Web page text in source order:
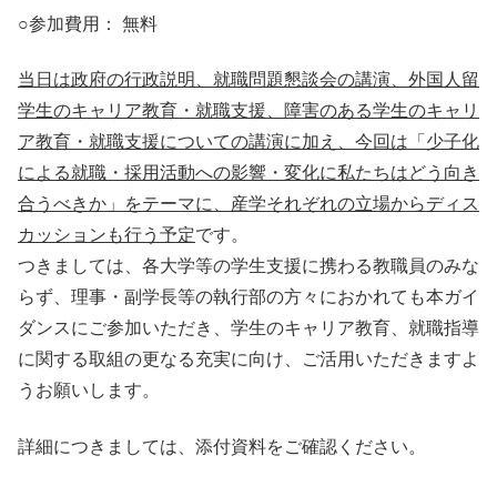
○参加費用： 無料
当日は政府の行政説明、就職問題懇談会の講演、外国人留
学生のキャリア教育・就職支援、障害のある学生のキャリ
ア教育・就職支援についての講演に加え、今回は「少子化
による就職・採用活動への影響・変化に私たちはどう向き
合うべきか」をテーマに、産学それぞれの立場からディス
カッションも行う予定です。
つきましては、各大学等の学生支援に携わる教職員のみな
らず、理事・副学長等の執行部の方々におかれても本ガイ
ダンスにご参加いただき、学生のキャリア教育、就職指導
に関する取組の更なる充実に向け、ご活用いただきますよ
うお願いします。
詳細につきましては、添付資料をご確認ください。